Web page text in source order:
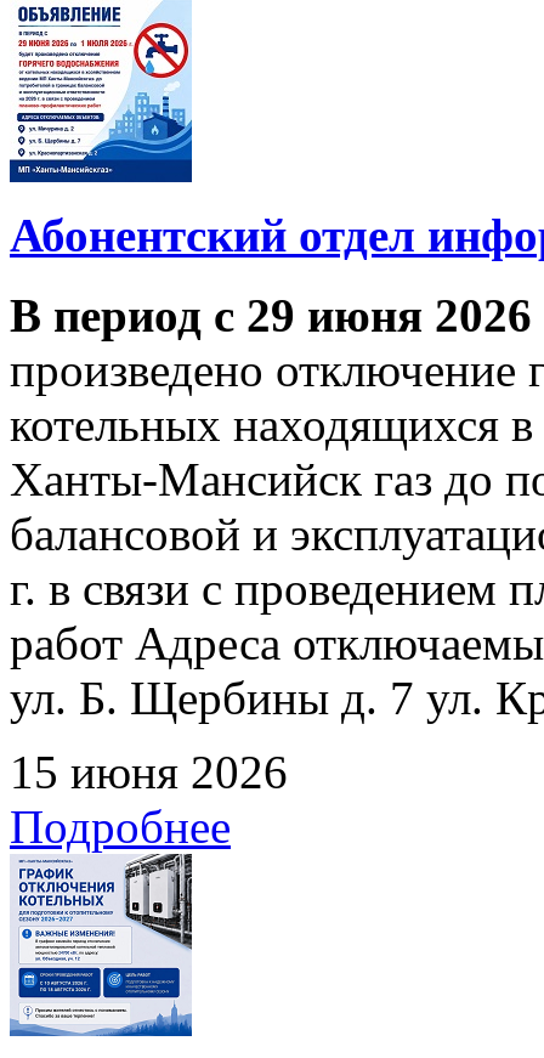
Абонентский отдел
В период с 29 июня
произведено отключение
котельных находящихся
Ханты-Мансийск газ до
балансовой и
г. в связи с проведением
работ Адреса
ул. Б. Щербины д. 7 ул.
15 июня 2026
Подробнее